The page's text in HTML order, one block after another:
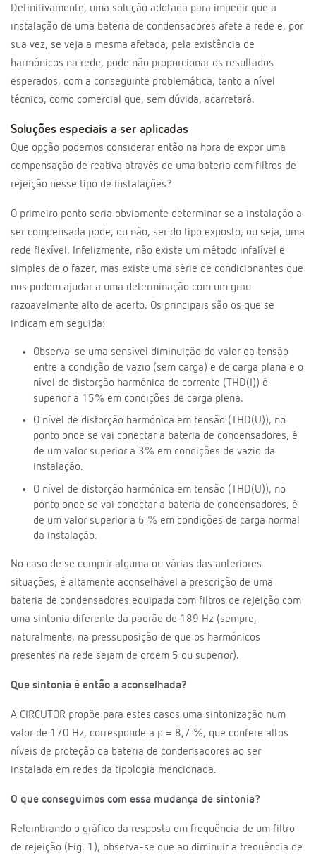
Definitivamente, uma solução adotada para impedir que a
instalação de uma bateria de condensadores afete a rede e, por
sua vez, se veja a mesma afetada, pela existência de
harmónicos na rede, pode não proporcionar os resultados
esperados, com a conseguinte problemática, tanto a nível
técnico, como comercial que, sem dúvida, acarretará.
Soluções especiais a ser aplicadas
Que opção podemos considerar então na hora de expor uma
compensação de reativa através de uma bateria com filtros de
rejeição nesse tipo de instalações?
O primeiro ponto seria obviamente determinar se a instalação a
ser compensada pode, ou não, ser do tipo exposto, ou seja, uma
rede flexível. Infelizmente, não existe um método infalível e
simples de o fazer, mas existe uma série de condicionantes que
nos podem ajudar a uma determinação com um grau
razoavelmente alto de acerto. Os principais são os que se
indicam em seguida:
Observa-se uma sensível diminuição do valor da tensão
entre a condição de vazio (sem carga) e de carga plana e o
nível de distorção harmónica de corrente (THD(I)) é
superior a 15% em condições de carga plena.
O nível de distorção harmónica em tensão (THD(U)), no
ponto onde se vai conectar a bateria de condensadores, é
de um valor superior a 3% em condições de vazio da
instalação.
O nível de distorção harmónica em tensão (THD(U)), no
ponto onde se vai conectar a bateria de condensadores, é
de um valor superior a 6 % em condições de carga normal
da instalação.
No caso de se cumprir alguma ou várias das anteriores
situações, é altamente aconselhável a prescrição de uma
bateria de condensadores equipada com filtros de rejeição com
uma sintonia diferente da padrão de 189 Hz (sempre,
naturalmente, na pressuposição de que os harmónicos
presentes na rede sejam de ordem 5 ou superior).
Que sintonia é então a aconselhada?
A CIRCUTOR propõe para estes casos uma sintonização num
valor de 170 Hz, corresponde a p = 8,7 %, que confere altos
níveis de proteção da bateria de condensadores ao ser
instalada em redes da tipologia mencionada.
O que conseguimos com essa mudança de sintonia?
Relembrando o gráfico da resposta em frequência de um filtro
de rejeição (Fig. 1), observa-se que ao diminuir a frequência de